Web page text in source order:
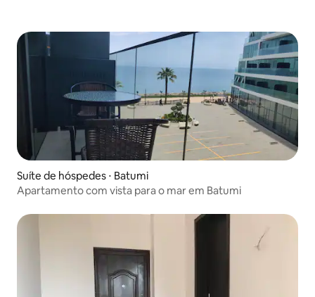
Suíte de hóspedes ⋅ Batumi
Apartamento com vista para o mar em Batumi